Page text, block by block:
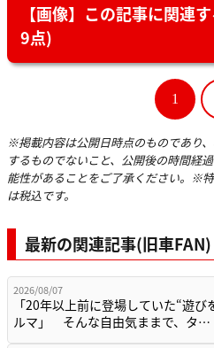
【画像】この記事に関連
9点)
1
※掲載内容は公開日時点のものであり
するものでないこと、公開後の時間経
能性があることをご了承ください。※
は税込です。
最新の関連記事(旧車FAN)
2026/08/07
「20年以上前に登場していた“遊び
ルマ」 そんな自由気ままで、タ…